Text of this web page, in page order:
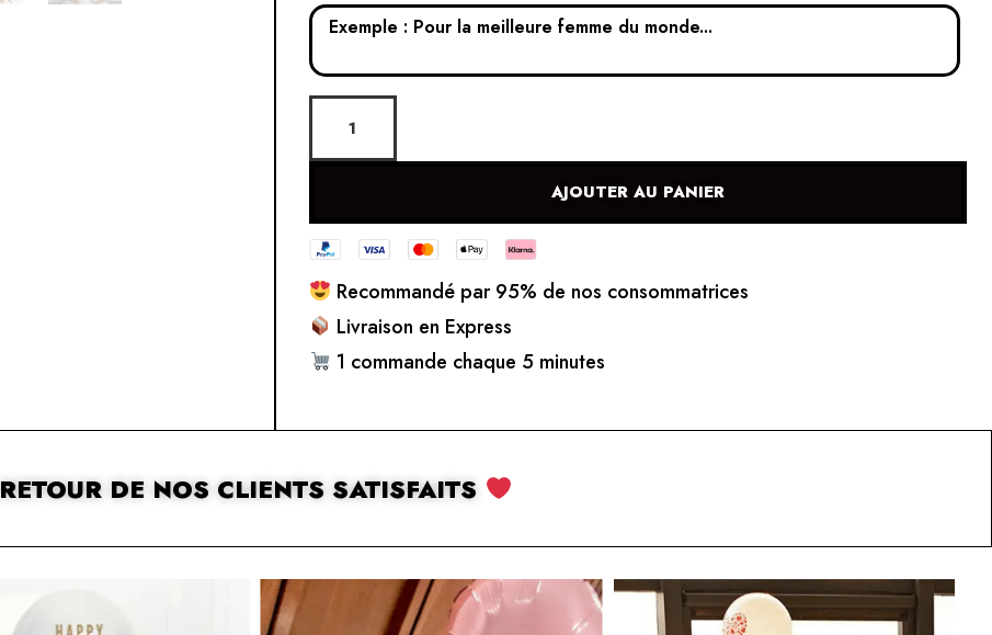
AJOUTER AU PANIER
Recommandé par 95% de nos consommatrices
Livraison en Express
1 commande chaque 5 minutes
RETOUR DE NOS CLIENTS SATISFAITS